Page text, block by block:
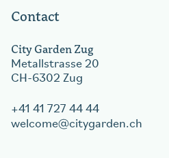
Contact
City Garden Zug
Metallstrasse 20
CH-6302 Zug
+41 41 727 44 44
welcome
citygarden.ch